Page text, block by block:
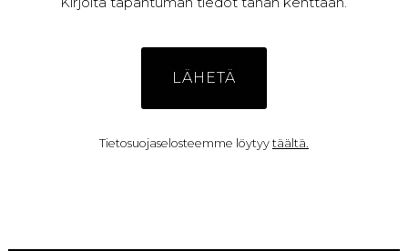
Tietosuojaselosteemme löytyy täältä.